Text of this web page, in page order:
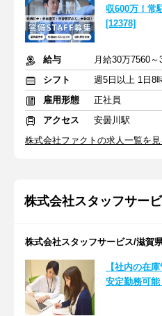
収600万！常
[12378]
給与
月給30万7560
シフト
雇用形態
正社員
アクセス
安曇川駅
株式会社ファクトの求人一覧を見
株式会社スタッフサー
株式会社スタッフサービス/滋賀
【社内の在
安定勤務可